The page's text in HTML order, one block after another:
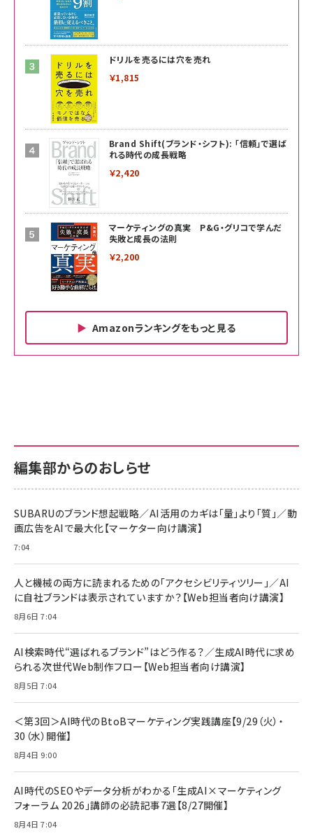
ドリルを売るには穴を売れ
￥1,815
Brand Shift(ブランド・シフト): 「信頼」で選ば
れる時代の成長戦略
￥2,420
マーケティングの真実 P&G・グリコで学んだ
失敗と成長の法則
￥2,200
Amazonランキングをもっと見る
￥880
anan(アンアン)2026/06/24号 No.2500増刊
スペシャルエディション[王道エンタメの矜持／
￥1,100
年後半、あなたの恋と運命／山田涼介]
￥880
組織の成果を最大化する ルールのデザイン
サポート正規品 メーカー保証5年 KLMEA128G
NIMASO ガラスフィルム iPhone 17 用 保護フィ
すい ガイド枠付き いPhone17 (6.3インチ) 対応
2枚セット DSP25F1698
￥1,599
【New】Amazon Fire TV Stick HD | 手軽にスト
レイヤー
￥6,980
Anker Soundcore P31i (Bluetooth 6.1) 【完
全ワイヤレスイヤホン/アクティブノイズキャンセリ
ング/マルチポイント接続 / 最大50時間再生 / PSE
技術基準適合】ブラック
￥5,990
Anker PowerLine III Flow USB-C & USB-C
ケーブル Anker絡まないケーブル 240W 結束バン
ド付き USB PD対応 シリコン素材採用 iPhone
Amazonランキングをもっと見る
サポート正規品 メーカー保証5年 KLMEA128G
Amazon eギフトカード - Amazonロゴ - クラ
￥5,000
ケーブル Anker絡まないケーブル 240W 結束バン
17 / 16 / 15 / Galaxy iPad Pro MacBook
Pro/Air 各種対応 (1.8m ミッドナイトブラック)
￥1,890
キャンペーン】
￥4,857
Amazonランキングをもっと見る
編集部からのおしらせ
SUBARUのブランド想起戦略／AI活用のカギは「量」より「質」／動
画広告をAIで最大化【マーケター向け講演】
7:04
人と機械の両方に読まれるための「アクセシビリティツリー」／AI
に自社ブランドは表示されていますか？【Web担当者向け講演】
8月6日 7:04
AI検索時代“選ばれるブランド”はどう作る？／生成AI時代に求め
られる次世代Web制作フロー【Web担当者向け講演】
8月5日 7:04
＜第3回＞AI時代のBtoBマーケティング実践講座【9/29（火）・
30（水）開催】
8月4日 9:00
AI時代のSEOやデータ分析がわかる「生成AI×マーケティング
フォーラム 2026」講師の必読記事7選【8/27開催】
8月4日 7:04